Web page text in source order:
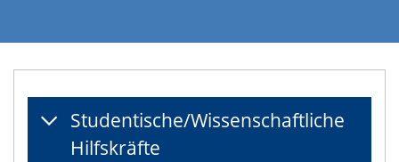
Studentische/Wissenschaftliche
Hilfskräfte